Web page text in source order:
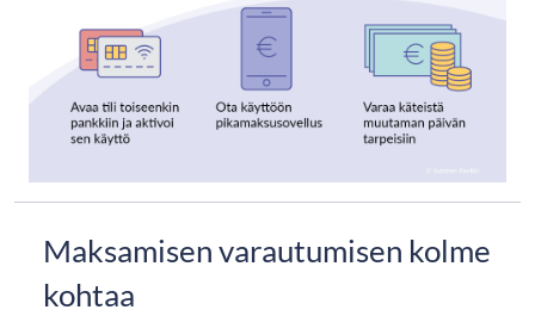
Maksamisen varautumisen kolme
kohtaa